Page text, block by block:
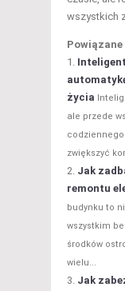
wszystkich
życia
ale przede
zwiększyć
Jak
remontu
budynku to
wszystkim
środków
wielu...
Jak